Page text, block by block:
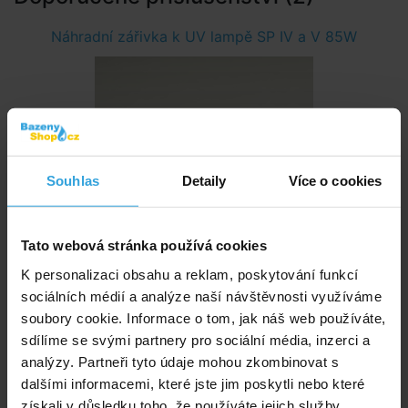
Souhlas Detaily Více o cookies
Tato webová stránka používá cookies
K personalizaci obsahu a reklam, poskytování funkcí
sociálních médií a analýze naší návštěvnosti využíváme
soubory cookie. Informace o tom, jak náš web používáte,
sdílíme se svými partnery pro sociální média, inzerci a
analýzy. Partneři tyto údaje mohou zkombinovat s
dalšími informacemi, které jste jim poskytli nebo které
Náhradní zářivka k UV lampě SP IV a V 85W
2 999,- Kč
Křemenná trubice k UV lampě SP II - SP V